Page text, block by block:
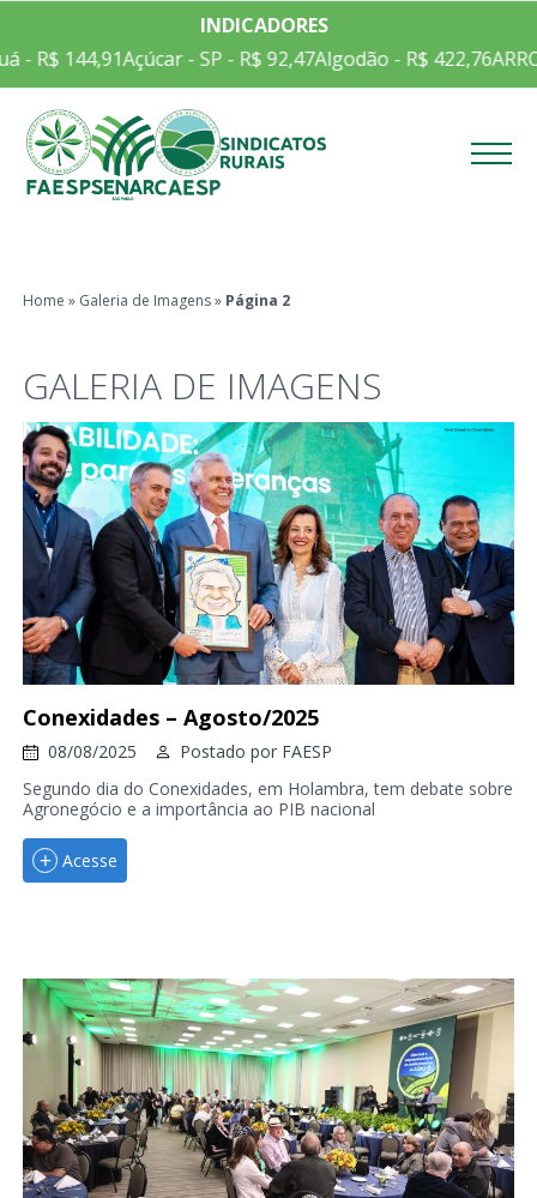
INDICADORES
R$ 144,91Açúcar - SP - R$ 92,47Algodão - R$ 422,76ARROZ
Home » Galeria de Imagens» Página 2
GALERIA DE IMAGENS
Conexidades – Agosto/2025
08/08/2025 Postado por FAESP
Segundo dia do Conexidades, em Holambra, tem debate sobre
Agronegócio e a importância ao PIB nacional
Acesse